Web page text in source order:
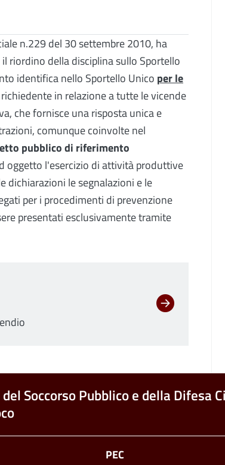
n.229 del 30 settembre 2010, ha
riordino della disciplina sullo Sportello
identifica nello Sportello Unico per le
in relazione a tutte le vicende
che fornisce una risposta unica e
comunque coinvolte nel
pubblico di riferimento
oggetto l'esercizio di attività produttive
dichiarazioni le segnalazioni e le
per i procedimenti di prevenzione
presentati esclusivamente tramite
Soccorso Pubblico e della Difesa
PEC